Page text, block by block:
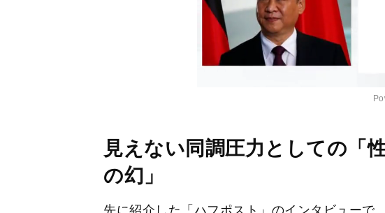
見えない同調圧力としての「
の幻」
先に紹介した「ハフポスト」のインタビューで